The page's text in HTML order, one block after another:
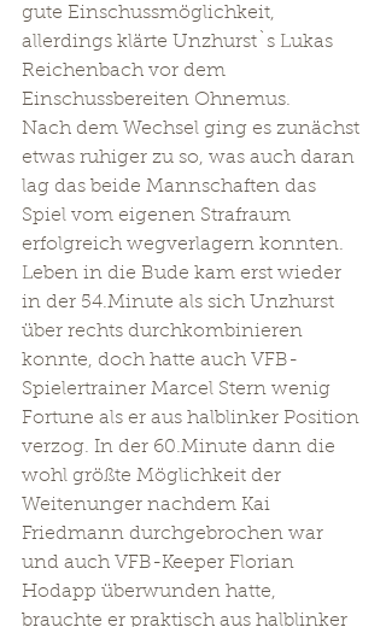
gute Einschussmöglichkeit,
allerdings klärte Unzhurst`s Lukas
Reichenbach vor dem
Einschussbereiten Ohnemus.
Nach dem Wechsel ging es zunächst
etwas ruhiger zu so, was auch daran
lag das beide Mannschaften das
Spiel vom eigenen Strafraum
erfolgreich wegverlagern konnten.
Leben in die Bude kam erst wieder
in der 54.Minute als sich Unzhurst
über rechts durchkombinieren
konnte, doch hatte auch VFB-
Spielertrainer Marcel Stern wenig
Fortune als er aus halblinker Position
verzog. In der 60.Minute dann die
wohl größte Möglichkeit der
Weitenunger nachdem Kai
Friedmann durchgebrochen war
und auch VFB-Keeper Florian
Hodapp überwunden hatte,
brauchte er praktisch aus halblinker